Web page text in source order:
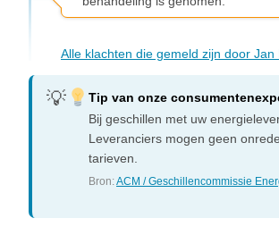
Alle klachten die gemeld zijn door Jan
Tip van onze
Bij geschillen met uw
Leveranciers mogen geen
tarieven.
Bron:ACM / Geschillencommissie